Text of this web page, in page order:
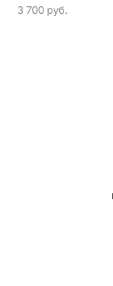
3 700 pуб.